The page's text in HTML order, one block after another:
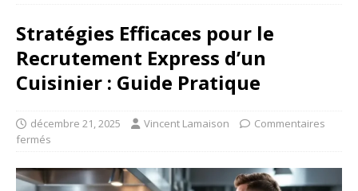
Stratégies Efficaces pour le
Recrutement Express d’un
Cuisinier : Guide Pratique
décembre 21, 2025 Vincent Lamaison
Commentaires
fermés